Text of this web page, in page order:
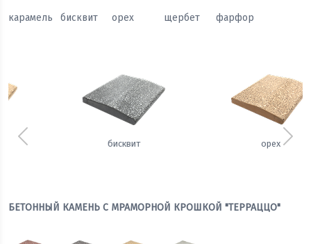
карамель бисквит орех щербет фарфор
Предыдущий
БЕТОННЫЙ КАМЕНЬ С МРАМОРНОЙ КРОШКОЙ "ТЕРРАЦЦО"